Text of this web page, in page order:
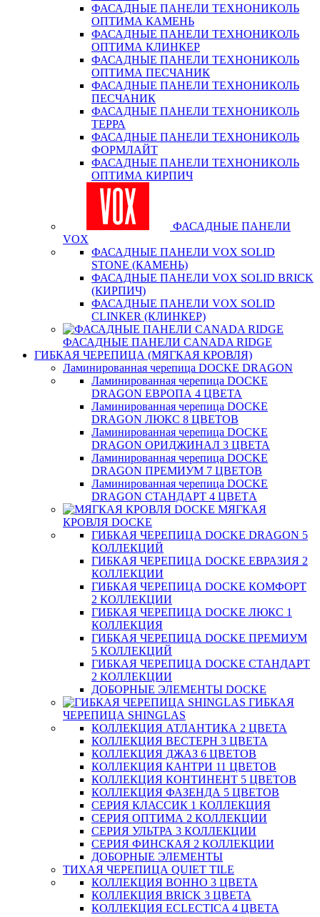
ФАСАДНЫЕ ПАНЕЛИ ТЕХНОНИКОЛЬ
ОПТИМА КАМЕНЬ
ФАСАДНЫЕ ПАНЕЛИ ТЕХНОНИКОЛЬ
ОПТИМА КЛИНКЕР
ФАСАДНЫЕ ПАНЕЛИ ТЕХНОНИКОЛЬ
ОПТИМА ПЕСЧАНИК
ФАСАДНЫЕ ПАНЕЛИ ТЕХНОНИКОЛЬ
ПЕСЧАНИК
ФАСАДНЫЕ ПАНЕЛИ ТЕХНОНИКОЛЬ
ТЕРРА
ФАСАДНЫЕ ПАНЕЛИ ТЕХНОНИКОЛЬ
ФОРМЛАЙТ
ФАСАДНЫЕ ПАНЕЛИ ТЕХНОНИКОЛЬ
ОПТИМА КИРПИЧ
ФАСАДНЫЕ ПАНЕЛИ
VOX
ФАСАДНЫЕ ПАНЕЛИ VOX SOLID
STONE (КАМЕНЬ)
ФАСАДНЫЕ ПАНЕЛИ VOX SOLID BRICK
(КИРПИЧ)
ФАСАДНЫЕ ПАНЕЛИ VOX SOLID
CLINКER (КЛИНКЕР)
ФАСАДНЫЕ ПАНЕЛИ CANADA RIDGE
ГИБКАЯ ЧЕРЕПИЦА (МЯГКАЯ КРОВЛЯ)
Ламинированная черепица DOCKE DRAGON
Ламинированная черепица DOCKE
DRAGON ЕВРОПА 4 ЦВЕТА
Ламинированная черепица DOCKE
DRAGON ЛЮКС 8 ЦВЕТОВ
Ламинированная черепица DOCKE
DRAGON ОРИДЖИНАЛ 3 ЦВЕТА
Ламинированная черепица DOCKE
DRAGON ПРЕМИУМ 7 ЦВЕТОВ
Ламинированная черепица DOCKE
DRAGON СТАНДАРТ 4 ЦВЕТA
МЯГКАЯ
КРОВЛЯ DOCKE
ГИБКАЯ ЧЕРЕПИЦА DOCKE DRAGON 5
КОЛЛЕКЦИЙ
ГИБКАЯ ЧЕРЕПИЦА DOCKE ЕВРАЗИЯ 2
КОЛЛЕКЦИИ
ГИБКАЯ ЧЕРЕПИЦА DOCKE КОМФОРТ
2 КОЛЛЕКЦИИ
ГИБКАЯ ЧЕРЕПИЦА DOCKE ЛЮКС 1
КОЛЛЕКЦИЯ
ГИБКАЯ ЧЕРЕПИЦА DOCKE ПРЕМИУМ
5 КОЛЛЕКЦИЙ
ГИБКАЯ ЧЕРЕПИЦА DOCKE СТАНДАРТ
2 КОЛЛЕКЦИИ
ДОБОРНЫЕ ЭЛЕМЕНТЫ DOCKE
ГИБКАЯ
ЧЕРЕПИЦА SHINGLAS
КОЛЛЕКЦИЯ АТЛАНТИКА 2 ЦВЕТА
КОЛЛЕКЦИЯ ВЕСТЕРН 3 ЦВЕТА
КОЛЛЕКЦИЯ ДЖАЗ 6 ЦВЕТОВ
КОЛЛЕКЦИЯ КАНТРИ 11 ЦВЕТОВ
КОЛЛЕКЦИЯ КОНТИНЕНТ 5 ЦВЕТОВ
КОЛЛЕКЦИЯ ФАЗЕНДА 5 ЦВЕТОВ
СЕРИЯ КЛАССИК 1 КОЛЛЕКЦИЯ
СЕРИЯ ОПТИМА 2 КОЛЛЕКЦИИ
СЕРИЯ УЛЬТРА 3 КОЛЛЕКЦИИ
СЕРИЯ ФИНСКАЯ 2 КОЛЛЕКЦИИ
ДОБОРНЫЕ ЭЛЕМЕНТЫ
ТИХАЯ ЧЕРЕПИЦА QUIET TILE
КОЛЛЕКЦИЯ BOHHO 3 ЦВЕТА
КОЛЛЕКЦИЯ BRICK 3 ЦВЕТА
КОЛЛЕКЦИЯ ECLECTICA 4 ЦВЕТА